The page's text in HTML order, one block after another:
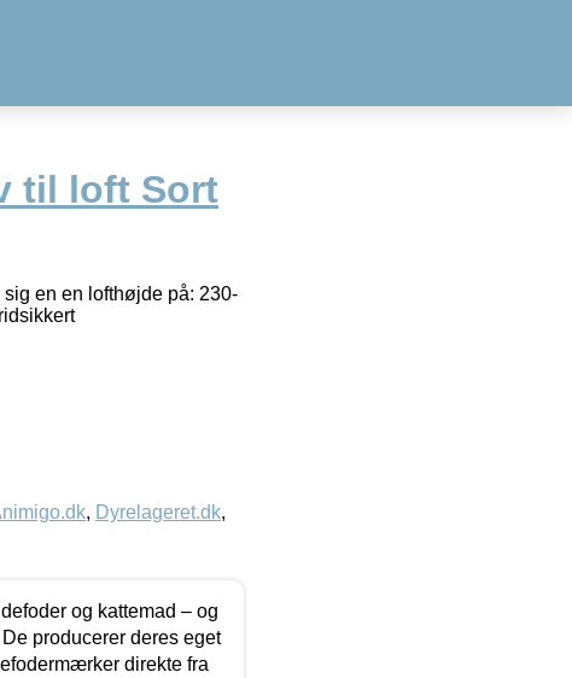
til loft Sort
en en lofthøjde på: 230-
, Dyrelageret.dk,
og kattemad – og
producerer deres eget
direkte fra